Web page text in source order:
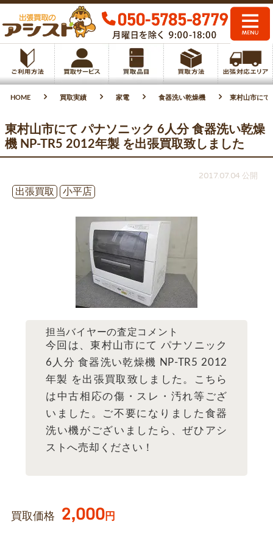
HOME 買取実績 家電 食器洗い乾燥機 東村山市にて
東村山市にて パナソニック 6人分 食器洗い乾燥
機 NP-TR5 2012年製 を出張買取致しました
2017.07.04 公開
出張買取
小平店
担当バイヤーの査定コメント
今回は、東村山市にて パナソニック
6人分 食器洗い乾燥機 NP-TR5 2012
年製 を出張買取致しました。こちら
は中古相応の傷・スレ・汚れ等ござ
いました。ご不要になりました食器
洗い機がございましたら、ぜひアシ
ストへ売却ください！
買取価格 2,000円